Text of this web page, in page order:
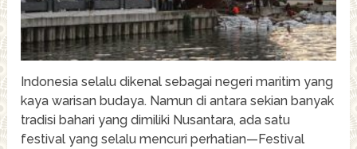
Indonesia selalu dikenal sebagai negeri maritim yang
kaya warisan budaya. Namun di antara sekian banyak
tradisi bahari yang dimiliki Nusantara, ada satu
festival yang selalu mencuri perhatian—Festival